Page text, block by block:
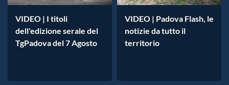
VIDEO | I titoli
dell'edizione serale del
TgPadova del 7 Agosto
VIDEO | Padova Flash, le
notizie da tutto il
territorio